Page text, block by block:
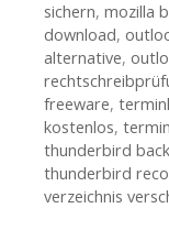
sichern, mozilla
download,
alternative,
freeware,
kostenlos,
thunderbird
thunderbird
verzeichnis